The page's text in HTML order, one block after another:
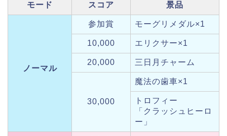
モード スコア 景品
ノーマル
参加賞 モーグリメダル×1
10,000 エリクサー×1
20,000 三日月チャーム
30,000
魔法の歯車×1
トロフィー
「クラッシュヒーロ
ー」